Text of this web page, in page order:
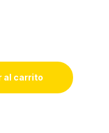
20W quantity
al carrito